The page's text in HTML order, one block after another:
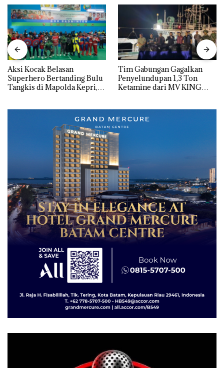
Aksi Kocak Belasan
Superhero Bertanding Bulu
Tangkis di Mapolda Kepri,
Tim Gabungan Gagalkan
Penyelundupan 1,3 Ton
Ketamine dari MV KING